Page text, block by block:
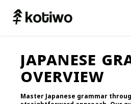
japanese
overview
Master Japanese grammar